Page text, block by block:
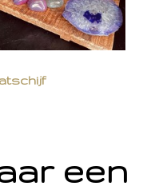
een